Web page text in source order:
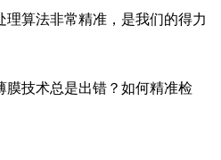
理算法非常精准，是我们的得力